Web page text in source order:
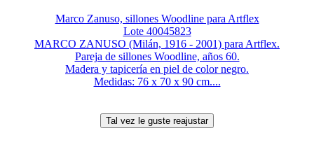
Marco Zanuso, sillones Woodline para Artflex
Lote 40045823
MARCO ZANUSO (Milán, 1916 - 2001) para Artflex.
Pareja de sillones Woodline, años 60.
Madera y tapicería en piel de color negro.
Medidas: 76 x 70 x 90 cm....